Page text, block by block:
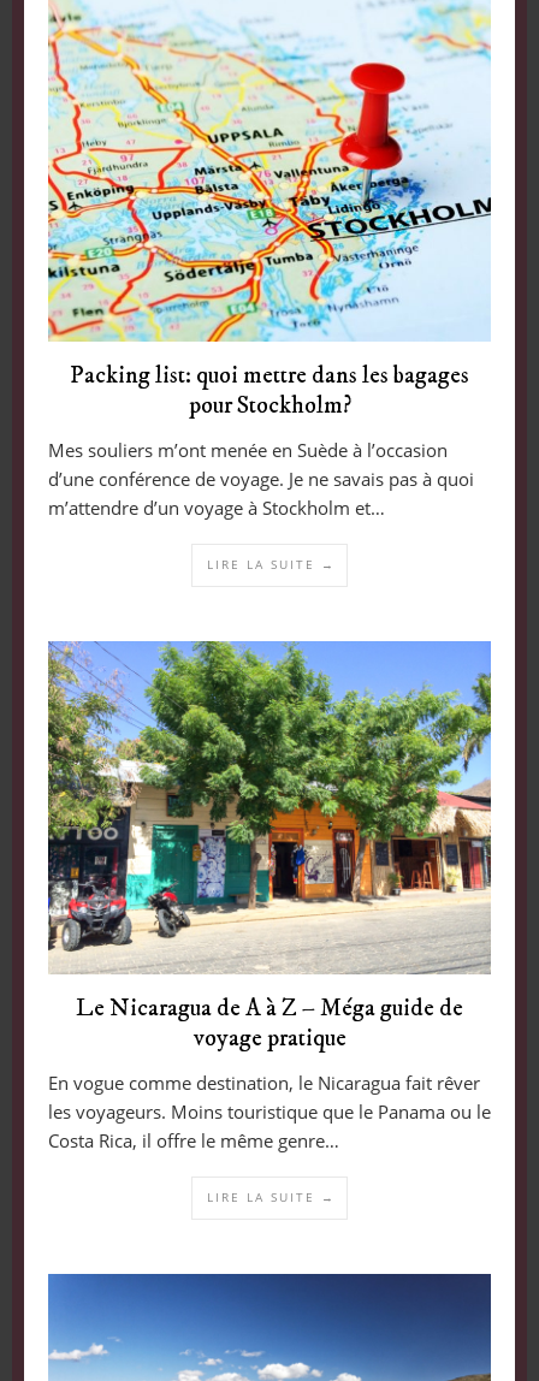
Packing list: quoi mettre dans les bagages
pour Stockholm?
Mes souliers m’ont menée en Suède à l’occasion
d’une conférence de voyage. Je ne savais pas à quoi
m’attendre d’un voyage à Stockholm et…
LIRE LA SUITE →
Le Nicaragua de A à Z – Méga guide de
voyage pratique
En vogue comme destination, le Nicaragua fait rêver
les voyageurs. Moins touristique que le Panama ou le
Costa Rica, il offre le même genre…
LIRE LA SUITE →